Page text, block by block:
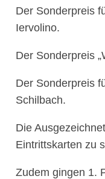
Der Sonderpreis
Iervolino.
Der Sonderpreis
Der Sonderpreis
Schilbach.
Die
Eintrittskarten zu
Zudem gingen 1.